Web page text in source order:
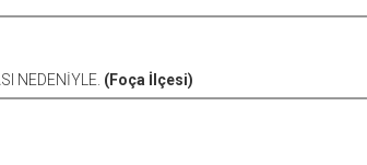
NEDENİYLE. (Foça İlçesi)